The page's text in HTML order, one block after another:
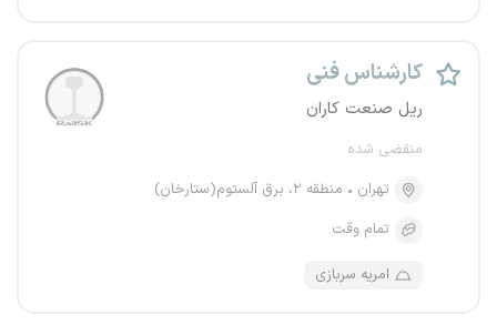
کارشناس فنی
ریل صنعت کاران
منقضی شده
تهران
منطقه ۲، برق آلستوم(ستارخان)
تمام وقت
امریه سربازی